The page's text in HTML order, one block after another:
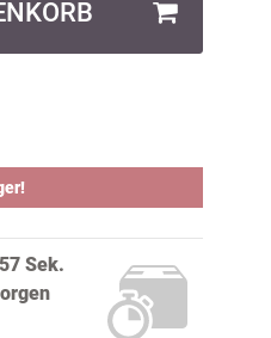
Sek.